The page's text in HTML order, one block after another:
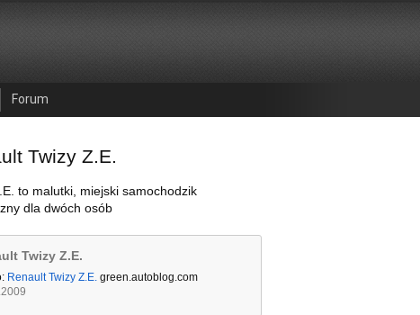
Forum
Twizy Z.E.
to malutki, miejski samochodzik
dla dwóch osób
Twizy Z.E.
Renault Twizy Z.E. green.autoblog.com